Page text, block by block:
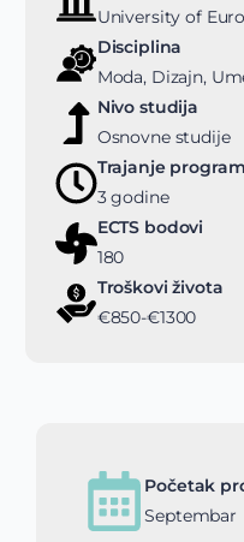
University of
Disciplina
Moda, Dizajn,
Nivo studija
Osnovne studije
Trajanje
3 godine
ECTS bodovi
180
Troškovi života
€850-€1300
Početak
Septembar